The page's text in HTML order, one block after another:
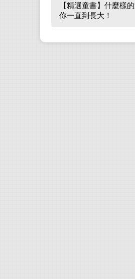
【精選童書】什麼樣
你一直到長大！